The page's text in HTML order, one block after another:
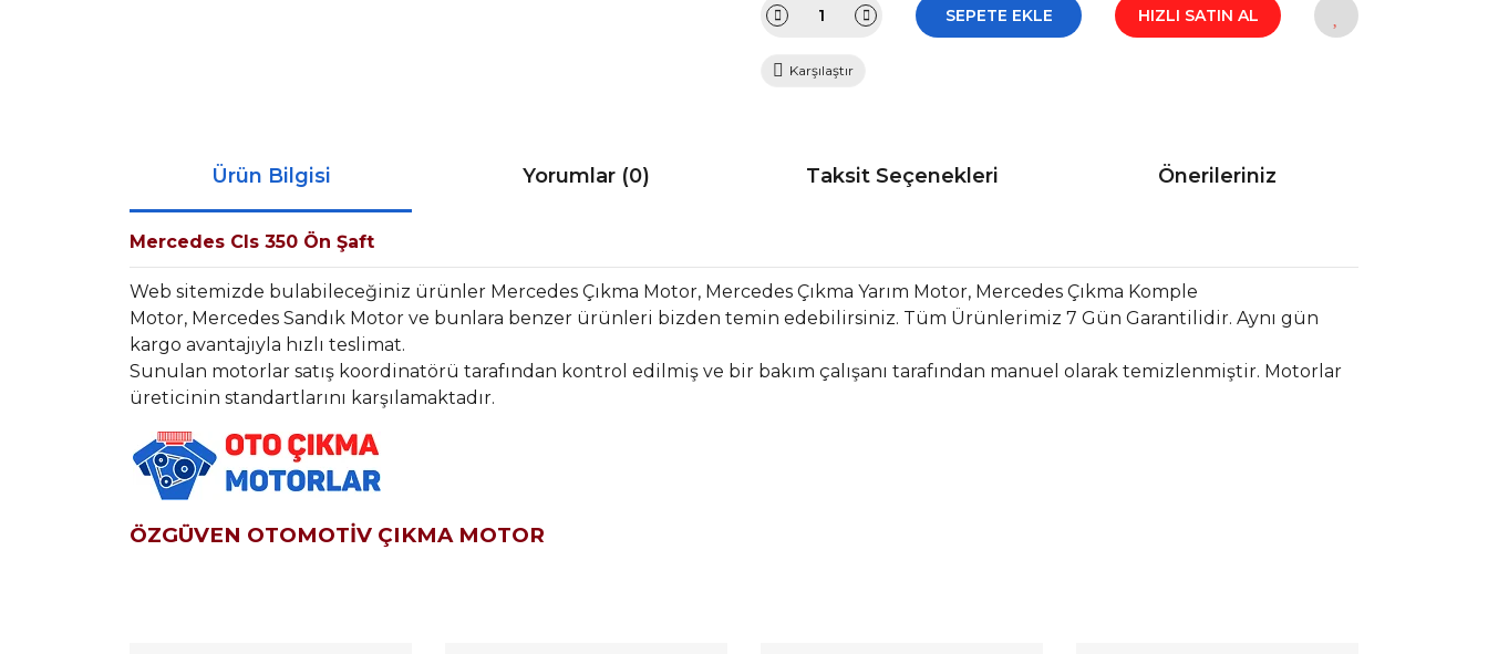
SEPETE EKLE HIZLI SATIN AL
Karşılaştır
Ürün Bilgisi Yorumlar (0) Taksit Seçenekleri Önerileriniz
Mercedes Cls 350 Ön Şaft
Web sitemizde bulabileceğiniz ürünler Mercedes Çıkma Motor, Mercedes Çıkma Yarım Motor, Mercedes Çıkma Komple
Motor, Mercedes Sandık Motor ve bunlara benzer ürünleri bizden temin edebilirsiniz. Tüm Ürünlerimiz 7 Gün Garantilidir. Aynı gün
kargo avantajıyla hızlı teslimat.
Sunulan motorlar satış koordinatörü tarafından kontrol edilmiş ve bir bakım çalışanı tarafından manuel olarak temizlenmiştir. Motorlar
üreticinin standartlarını karşılamaktadır.
ÖZGÜVEN OTOMOTİV ÇIKMA MOTOR